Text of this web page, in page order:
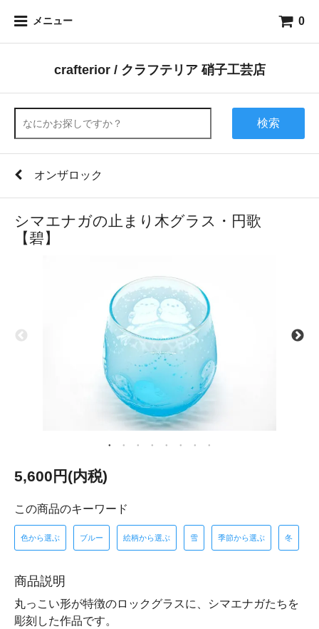
メニュー 0
crafterior / クラフテリア 硝子工芸店
検索
オンザロック
シマエナガの止まり木グラス・円歌
【碧】
5,600円(内税)
この商品のキーワード
色から選ぶ ブルー 絵柄から選ぶ 雪 季節から選ぶ 冬
商品説明
丸っこい形が特徴のロックグラスに、シマエナガたちを
彫刻した作品です。